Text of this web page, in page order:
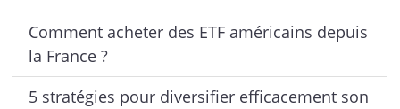
Comment acheter des ETF américains depuis
la France ?
5 stratégies pour diversifier efficacement son